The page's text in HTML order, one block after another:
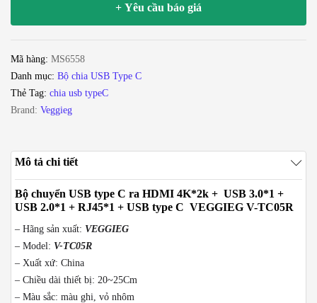
4K*2k
+
USB
3.0*1
USB
2.0*1
RJ45
TC05R
lượng
+ Yêu cầu báo giá
Mã hàng: MS6558
Danh mục: Bộ chia USB Type C
Thẻ Tag: chia usb typeC
Brand: Veggieg
Mô tả chi tiết
Bộ chuyển USB type C ra HDMI 4K*2k + USB 3.0*1 +
USB 2.0*1 + RJ45*1 + USB type C VEGGIEG V-TC05R
– Hãng sản xuất: VEGGIEG
– Model: V-TC05R
– Xuất xứ: China
– Chiều dài thiết bị: 20~25Cm
– Màu sắc: màu ghi, vỏ nhôm